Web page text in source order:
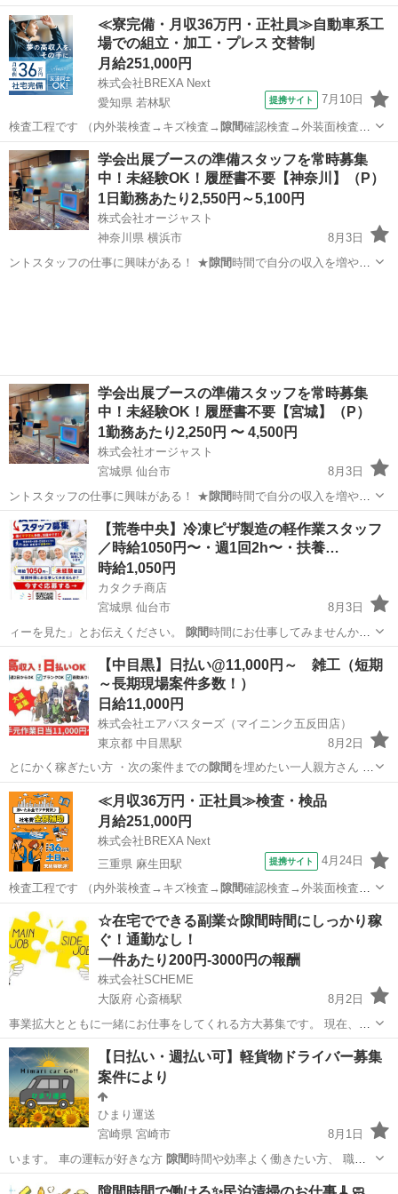
たい！ ★社…
大阪 大阪市 イベントスタッフ スタッフ
≪寮完備・月収36万円・正社員≫自動車系工
場での組立・加工・プレス 交替制
月給251,000円
株式会社BREXA Next
愛知県 若林駅
提携サイト 7月10日
検査工程です （内外装検査→キズ検査→ 隙間確認検査→外装面検査）
【その他】 …
愛知 豊田市 若林駅 その他
学会出展ブースの準備スタッフを常時募集
中！未経験OK！履歴書不要【神奈川】（P）
1日勤務あたり2,550円～5,100円
株式会社オージャスト
神奈川県 横浜市
8月3日
ントスタッフの仕事に興味がある！ ★ 隙間 時間で自分の収入を増やし
学会出展ブースの準備スタッフを常時募集
中！未経験OK！履歴書不要【宮城】（P）
1勤務あたり2,250円 〜 4,500円
株式会社オージャスト
宮城県 仙台市
8月3日
ントスタッフの仕事に興味がある！ ★ 隙間 時間で自分の収入を増やし
たい！ ★社…
宮城 仙台市 イベントスタッフ スタッフ
【荒巻中央】冷凍ピザ製造の軽作業スタッフ
／時給1050円〜・週1回2h〜・扶養…
時給1,050円
カタクチ商店
宮城県 仙台市
8月3日
ィーを見た」とお伝えください。 隙間時間にお仕事してみませんか？
ご応募お待…
工場 スタッフ
【中目黒】日払い@11,000円～ 雑工（短期
～長期現場案件多数！）
日給11,000円
株式会社エアバスターズ（マイニンク五反田店）
東京都 中目黒駅
8月2日
とにかく稼ぎたい方 ・次の案件までの隙間 を埋めたい一人親方さん ・
Wワークで…
東京 目黒区 中目黒駅 建築 短期
≪月収36万円・正社員≫検査・検品
月給251,000円
株式会社BREXA Next
三重県 麻生田駅
提携サイト 4月24日
検査工程です （内外装検査→キズ検査→ 隙間確認検査→外装面検査）
【その他】 …
三重 いなべ市 麻生田駅 その他
☆在宅でできる副業☆隙間時間にしっかり稼
ぐ！通勤なし！
一件あたり200円‐3000円の報酬
株式会社SCHEME
大阪府 心斎橋駅
8月2日
事業拡大とともに一緒にお仕事をしてくれる方大募集です。 現在、お
家で育児をしながらお仕事をしたいママさんから、別事業をされてい
る事業者の方まで幅広くかかわっていただいております。 弊社はメル
カリ、ヤフー、BASE...
大阪 大阪市 心斎橋駅 その他 給料
【日払い・週払い可】軽貨物ドライバー募集
案件により
ひまり運送
宮崎県 宮崎市
8月1日
います。 車の運転が好きな方 隙間時間や効率よく働きたい方、 職場
での…
宮崎 宮崎市 ドライバー